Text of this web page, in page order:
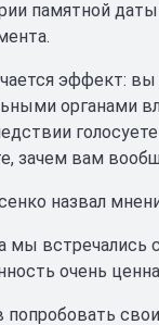
памятной
эффект:
органами
зачем вам
назвал
встречались
очень